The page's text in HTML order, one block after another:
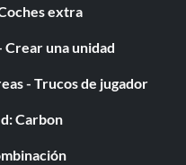
uno.
extra
Crear una unidad
- Trucos de jugador
Carbon